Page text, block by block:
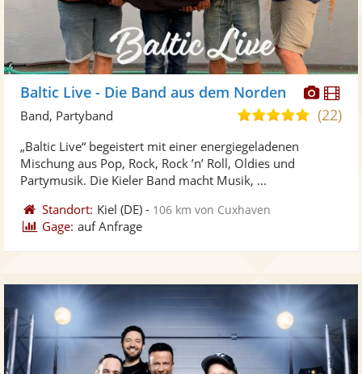
Baltic Live - Die Band aus dem Norden
4,9(22)
Band, Partyband
„Baltic Live“ begeistert mit einer energiegeladenen
Mischung aus Pop, Rock, Rock ’n’ Roll, Oldies und
Partymusik. Die Kieler Band macht Musik, ...
Standort: Kiel (DE) - 106 km von Cuxhaven
Gage: auf Anfrage